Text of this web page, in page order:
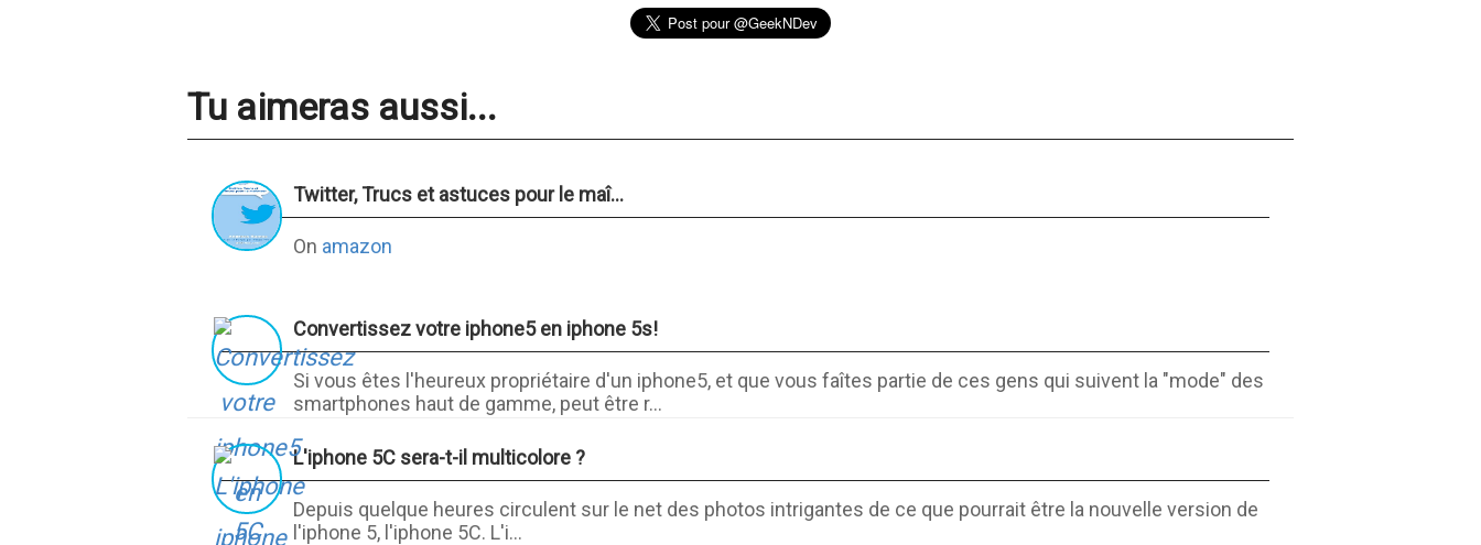
Tu aimeras aussi...
Twitter, Trucs et astuces pour le maî...
On amazon
Convertissez votre iphone5 en iphone 5s!
Si vous êtes l'heureux propriétaire d'un iphone5, et que vous faîtes partie de ces gens qui suivent la "mode" des
smartphones haut de gamme, peut être r...
L'iphone 5C sera-t-il multicolore ?
Depuis quelque heures circulent sur le net des photos intrigantes de ce que pourrait être la nouvelle version de
l'iphone 5, l'iphone 5C. L'i...